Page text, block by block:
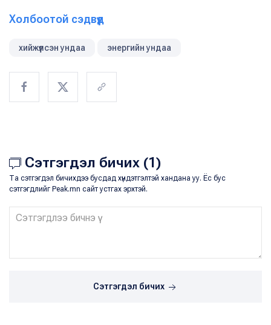
Холбоотой сэдвүүд
хийжүүлсэн ундаа энергийн ундаа
Сэтгэгдэл бичих (1)
Та сэтгэгдэл бичихдээ бусдад хүндэтгэлтэй хандана уу. Ёс бус
сэтгэгдлийг Peak.mn сайт устгах эрхтэй.
Сэтгэгдэл бичих